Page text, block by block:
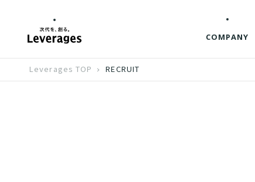
COMPANY
Leverages TOP RECRUIT